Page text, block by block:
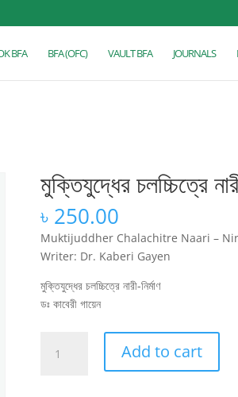
BFA BFA (OFC) VAULT BFA JOURNALS
মুক্তিযুদ্ধের চলচ্চিত্রে
৳ 250.00
Muktijuddher Chalachitre Naari –
Writer: Dr. Kaberi Gayen
মুক্তিযুদ্ধের চলচ্চিত্রে নারী-নির্মাণ
ডঃ কাবেরী গায়েন
চলচ্চিত্রে
Add to cart